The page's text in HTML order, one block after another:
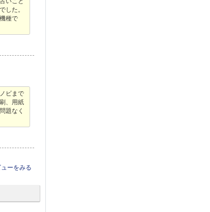
した。
種で
ビまで
、用紙
題なく
ーをみる